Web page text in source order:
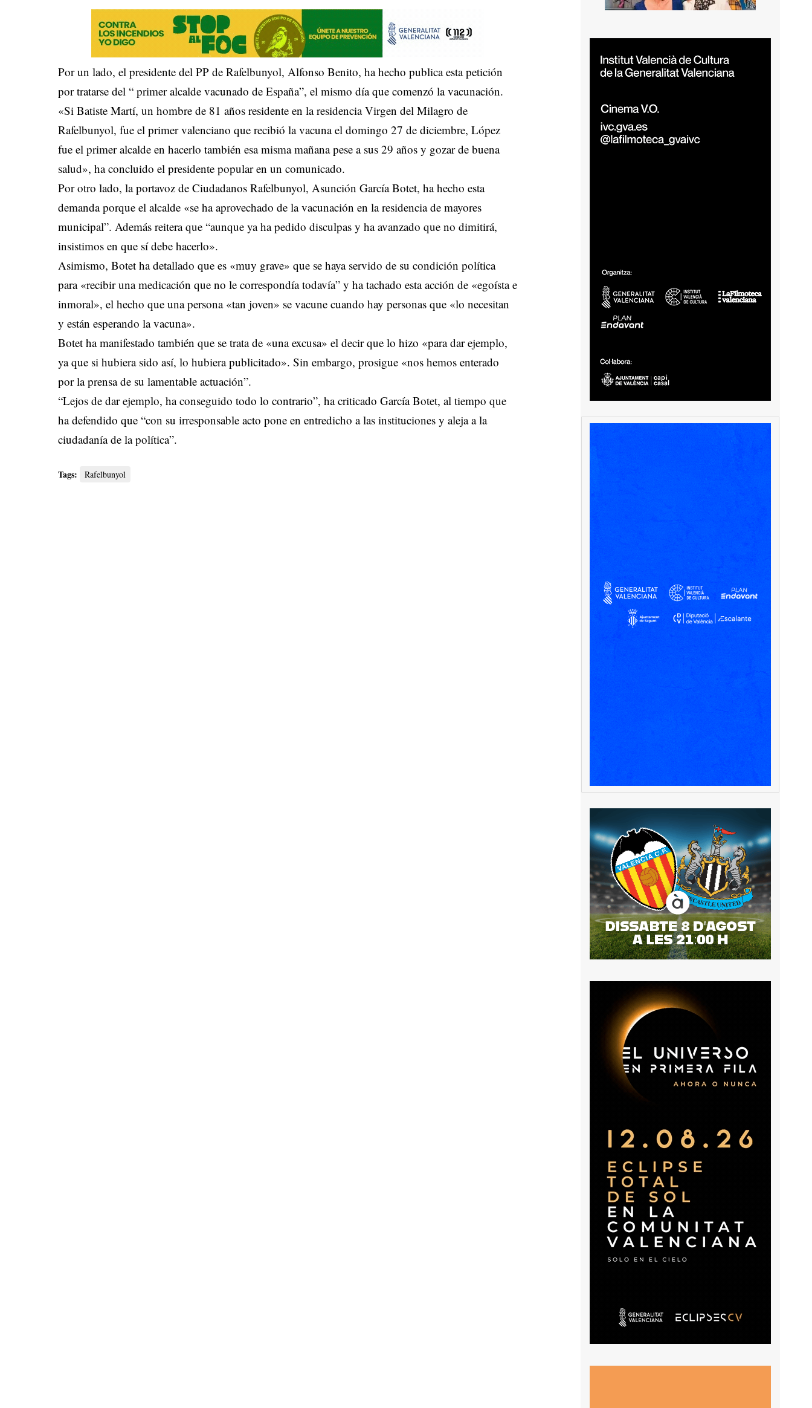
Por un lado, el presidente del PP de Rafelbunyol, Alfonso Benito, ha hecho publica esta petición
por tratarse del “ primer alcalde vacunado de España”, el mismo día que comenzó la vacunación.
«Si Batiste Martí, un hombre de 81 años residente en la residencia Virgen del Milagro de
Rafelbunyol, fue el primer valenciano que recibió la vacuna el domingo 27 de diciembre, López
fue el primer alcalde en hacerlo también esa misma mañana pese a sus 29 años y gozar de buena
salud», ha concluido el presidente popular en un comunicado.
Por otro lado, la portavoz de Ciudadanos Rafelbunyol, Asunción García Botet, ha hecho esta
demanda porque el alcalde «se ha aprovechado de la vacunación en la residencia de mayores
municipal”. Además reitera que “aunque ya ha pedido disculpas y ha avanzado que no dimitirá,
insistimos en que sí debe hacerlo».
Asimismo, Botet ha detallado que es «muy grave» que se haya servido de su condición política
para «recibir una medicación que no le correspondía todavía” y ha tachado esta acción de «egoísta e
inmoral», el hecho que una persona «tan joven» se vacune cuando hay personas que «lo necesitan
y están esperando la vacuna».
Botet ha manifestado también que se trata de «una excusa» el decir que lo hizo «para dar ejemplo,
ya que si hubiera sido así, lo hubiera publicitado». Sin embargo, prosigue «nos hemos enterado
por la prensa de su lamentable actuación”.
“Lejos de dar ejemplo, ha conseguido todo lo contrario”, ha criticado García Botet, al tiempo que
ha defendido que “con su irresponsable acto pone en entredicho a las instituciones y aleja a la
ciudadanía de la política”.
Tags: Rafelbunyol